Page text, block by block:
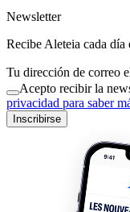
Newsletter
Recibe Aleteia cada
Tu dirección de correo
Acepto recibir la
privacidad para saber
Inscribirse